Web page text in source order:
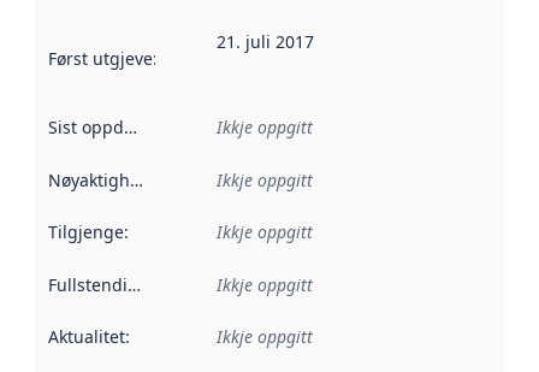
Først utgjeve: Denne datoen seier når dataa i dette
21. juli 2017
Sist oppdatert Ikkje oppgitt
Nøyaktigheit Ikkje oppgitt
Tilgjenge: Ikkje oppgitt
Fullstendigheit Ikkje oppgitt
Aktualitet: Ikkje oppgitt